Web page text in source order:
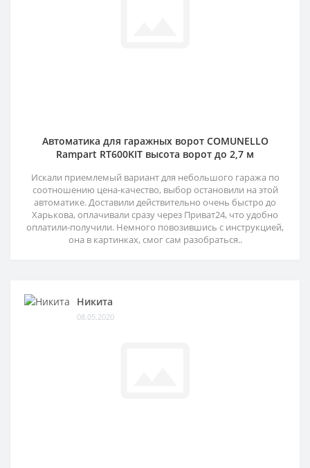
Автоматика для гаражных ворот COMUNELLO
Rampart RT600KIT высота ворот до 2,7 м
Искали приемлемый вариант для небольшого гаража по
соотношению цена-качество, выбор остановили на этой
автоматике. Доставили действительно очень быстро до
Харькова, оплачивали сразу через Приват24, что удобно
оплатили-получили. Немного повозившись с инструкцией,
она в картинках, смог сам разобраться..
Никита
08.05.2020